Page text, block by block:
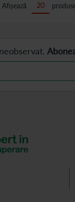
Afișează
neobservat.